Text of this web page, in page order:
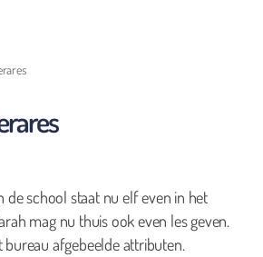
de school staat nu elf even in het
mag nu thuis ook even les geven.
afgebeelde attributen.